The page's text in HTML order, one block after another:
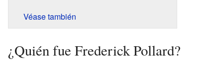
Véase también
¿Quién fue Frederick Pollard?